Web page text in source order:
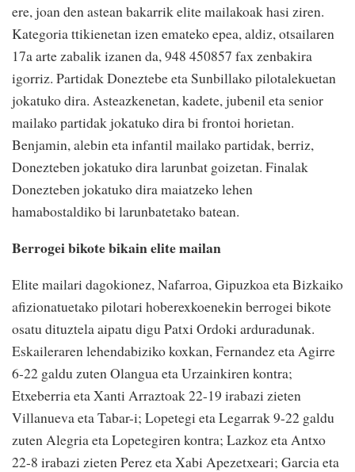
ere, joan den astean bakarrik elite mailakoak hasi ziren.
Kategoria ttikienetan izen emateko epea, aldiz, otsailaren
17a arte zabalik izanen da, 948 450857 fax zenbakira
igorriz. Partidak Doneztebe eta Sunbillako pilotalekuetan
jokatuko dira. Asteazkenetan, kadete, jubenil eta senior
mailako partidak jokatuko dira bi frontoi horietan.
Benjamin, alebin eta infantil mailako partidak, berriz,
Donezteben jokatuko dira larunbat goizetan. Finalak
Donezteben jokatuko dira maiatzeko lehen
hamabostaldiko bi larunbatetako batean.
Berrogei bikote bikain elite mailan
Elite mailari dagokionez, Nafarroa, Gipuzkoa eta Bizkaiko
afizionatuetako pilotari hoberexkoenekin berrogei bikote
osatu dituztela aipatu digu Patxi Ordoki arduradunak.
Eskaileraren lehendabiziko koxkan, Fernandez eta Agirre
6-22 galdu zuten Olangua eta Urzainkiren kontra;
Etxeberria eta Xanti Arraztoak 22-19 irabazi zieten
Villanueva eta Tabar-i; Lopetegi eta Legarrak 9-22 galdu
zuten Alegria eta Lopetegiren kontra; Lazkoz eta Antxo
22-8 irabazi zieten Perez eta Xabi Apezetxeari; Garcia eta